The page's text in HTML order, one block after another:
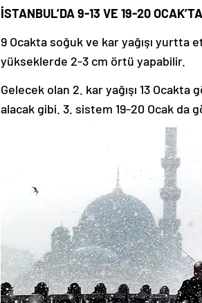
İSTANBUL’DA 9-13 VE 19-20
9 Ocakta soğuk ve kar yağışı yurtta
yükseklerde 2-3 cm örtü yapabilir.
Gelecek olan 2. kar yağışı 13
alacak gibi. 3. sistem 19-20 Ocak da